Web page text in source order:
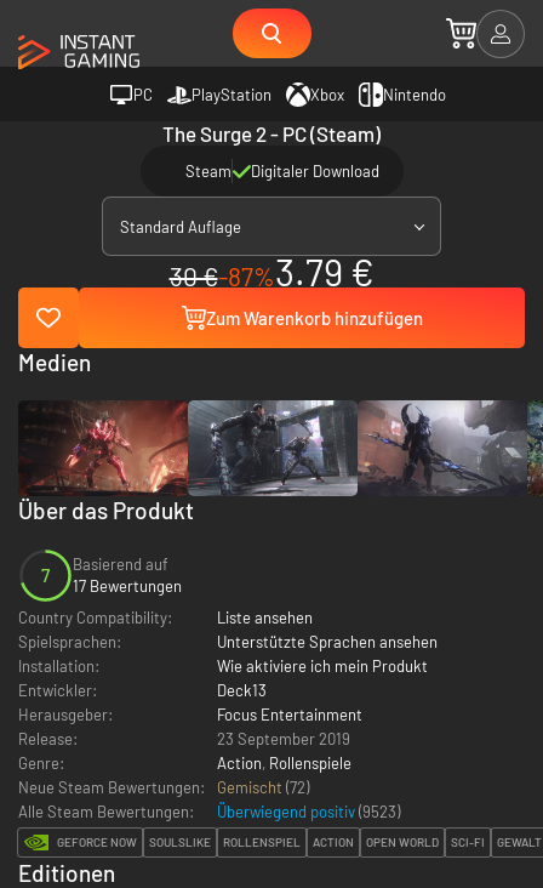
PC PlayStation Xbox Nintendo
The Surge 2 - PC (Steam)
Steam Digitaler Download
Standard Auflage
30 €-87%3.79 €
Zum Warenkorb hinzufügen
Über das Produkt
7
Basierend auf
17 Bewertungen
Country Compatibility:
Liste ansehen
Spielsprachen:
Unterstützte Sprachen ansehen
Installation:
Wie aktiviere ich mein Produkt
Entwickler:
Deck13
Herausgeber:
Focus Entertainment
Release:
23 September 2019
Genre:
Action, Rollenspiele
Neue Steam Bewertungen:
Gemischt (72)
Alle Steam Bewertungen:
Überwiegend positiv(9523)
GEFORCE NOW SOULSLIKE ROLLENSPIEL ACTION OPEN WORLD SCI-FI GEWALT
Editionen
Medien